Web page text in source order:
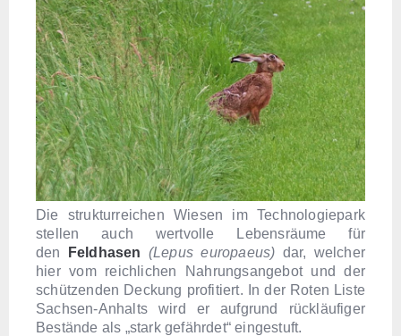
Die strukturreichen Wiesen im Technologiepark
stellen auch wertvolle Lebensräume für
den
Feldhasen (Lepus europaeus) dar, welcher
hier vom reichlichen Nahrungsangebot und der
schützenden Deckung profitiert. In der Roten Liste
Sachsen-Anhalts wird er aufgrund rückläufiger
Bestände als „stark gefährdet“ eingestuft.